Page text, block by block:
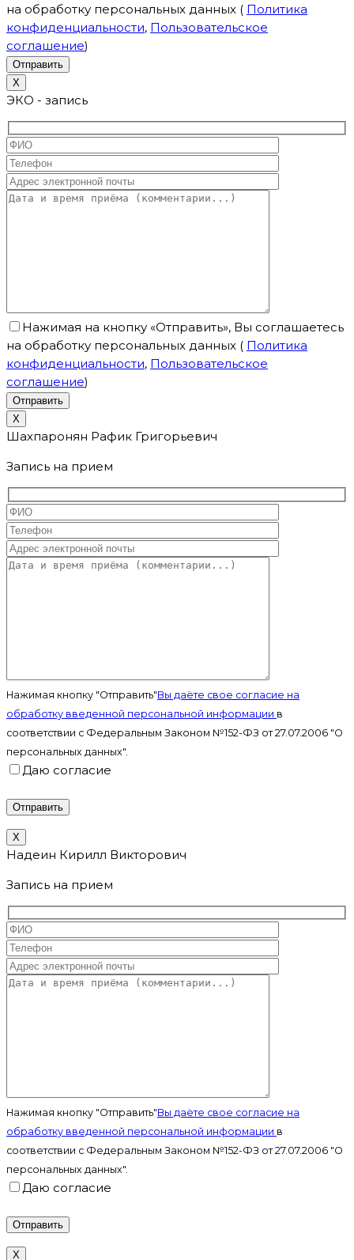
на обработку персональных данных ( Политика
конфиденциальности, Пользовательское
соглашение)
X
ЭКО - запись
Нажимая на кнопку «Отправить», Вы соглашаетесь
на обработку персональных данных ( Политика
конфиденциальности, Пользовательское
соглашение)
X
Шахпаронян Рафик Григорьевич
Запись на прием
Нажимая кнопку "Отправить"Вы даёте свое согласие на
обработку введенной персональной информации в
соответствии с Федеральным Законом №152-ФЗ от 27.07.2006 "О
персональных данных".
Даю согласие
X
Надеин Кирилл Викторович
Запись на прием
Нажимая кнопку "Отправить"Вы даёте свое согласие на
обработку введенной персональной информации в
соответствии с Федеральным Законом №152-ФЗ от 27.07.2006 "О
персональных данных".
Даю согласие
X